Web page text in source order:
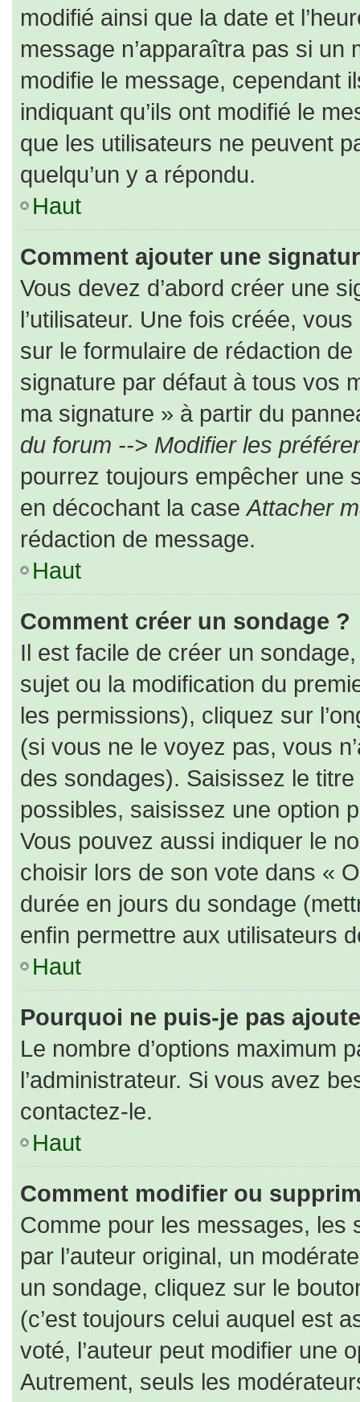
modifié ainsi que la date et
message n’apparaîtra pas si
modifie le message, cependant
indiquant qu’ils ont modifié le
que les utilisateurs ne peuvent
quelqu’un y a répondu.
Haut
Comment ajouter une
Vous devez d’abord créer une
l’utilisateur. Une fois créée,
sur le formulaire de rédaction
signature par défaut à tous vos
ma signature » à partir du
du forum --> Modifier les
pourrez toujours empêcher une
en décochant la caseAttacher
rédaction de message.
Haut
Comment créer un sondage ?
Il est facile de créer un
sujet ou la modification du
les permissions), cliquez sur
(si vous ne le voyez pas, vous
des sondages). Saisissez le
possibles, saisissez une option
Vous pouvez aussi indiquer le
choisir lors de son vote dans «
durée en jours du sondage
enfin permettre aux utilisateurs
Haut
Pourquoi ne puis-je pas
Le nombre d’options maximum
l’administrateur. Si vous avez
contactez-le.
Haut
Comment modifier ou
Comme pour les messages, les
par l’auteur original, un
un sondage, cliquez sur le
(c’est toujours celui auquel est
voté, l’auteur peut modifier une
Autrement, seuls les